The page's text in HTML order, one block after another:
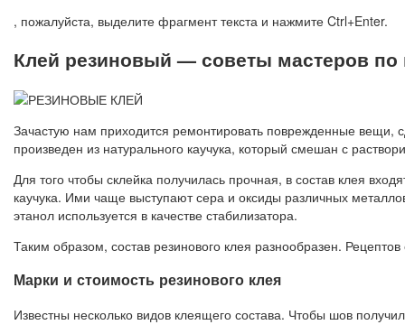
, пожалуйста, выделите фрагмент текста и нажмите Ctrl+Enter.
Клей резиновый — советы мастеров
Зачастую нам приходится ремонтировать поврежденные вещи,
произведен из натурального каучука, который смешан с
Для того чтобы склейка получилась прочная, в состав клея
каучука. Ими чаще выступают сера и оксиды различных
этанол используется в качестве стабилизатора.
Таким образом, состав резинового клея разнообразен.
Марки и стоимость резинового клея
Известны несколько видов клеящего состава. Чтобы шов